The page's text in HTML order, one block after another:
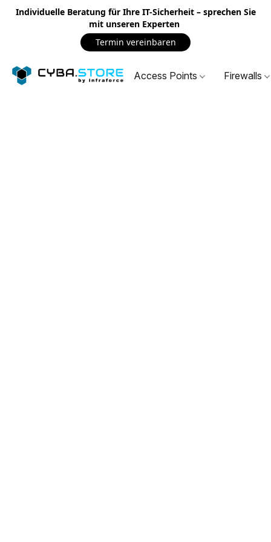
Individuelle Beratung für Ihre IT-Sicherheit – sprechen Sie
mit unseren Experten
Termin vereinbaren
Access Points Firewalls